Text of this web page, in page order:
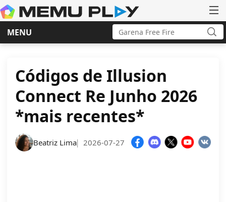
MENU
Skip
Search
for:
Códigos de Illusion
Connect Re Junho 2026
*mais recentes*
Beatriz Lima| 2026-07-27